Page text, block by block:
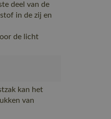
deel van de
in de zij en
de licht
kan het
van